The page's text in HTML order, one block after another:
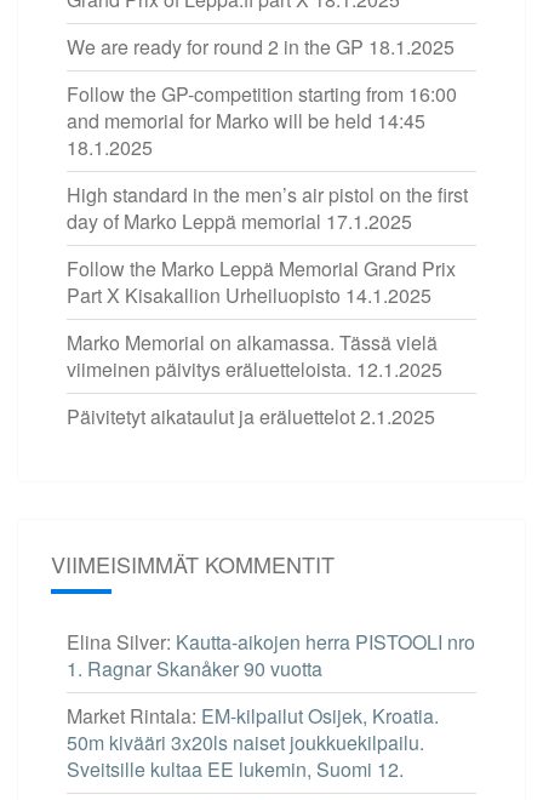
We are ready for round 2 in the GP 18.1.2025
Follow the GP-competition starting from 16:00
and memorial for Marko will be held 14:45
18.1.2025
High standard in the men’s air pistol on the first
day of Marko Leppä memorial 17.1.2025
Follow the Marko Leppä Memorial Grand Prix
Part X Kisakallion Urheiluopisto 14.1.2025
Marko Memorial on alkamassa. Tässä vielä
viimeinen päivitys eräluetteloista. 12.1.2025
Päivitetyt aikataulut ja eräluettelot2.1.2025
VIIMEISIMMÄT KOMMENTIT
Elina Silver: Kautta-aikojen herra PISTOOLI nro
1. Ragnar Skanåker 90 vuotta
Market Rintala: EM-kilpailut Osijek, Kroatia.
50m kivääri 3x20ls naiset joukkuekilpailu.
Sveitsille kultaa EE lukemin, Suomi 12.